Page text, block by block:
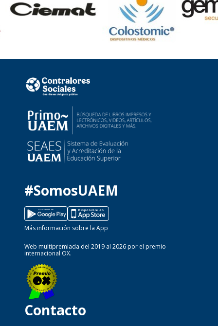
#SomosUAEM
Más información sobre la App
Web multipremiada del 2019 al 2026 por el premio
internacional OX.
Contacto